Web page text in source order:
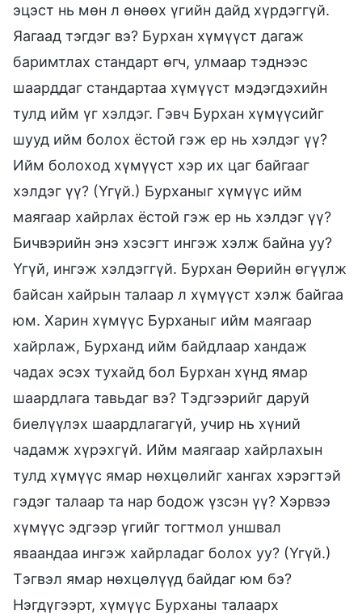
эцэст нь мөн л өнөөх үгийн дайд хүрдэггүй.
Яагаад тэгдэг вэ? Бурхан хүмүүст дагаж
баримтлах стандарт өгч, улмаар тэднээс
шаарддаг стандартаа хүмүүст мэдэгдэхийн
тулд ийм үг хэлдэг. Гэвч Бурхан хүмүүсийг
шууд ийм болох ёстой гэж ер нь хэлдэг үү?
Ийм болоход хүмүүст хэр их цаг байгааг
хэлдэг үү? (Үгүй.) Бурханыг хүмүүс ийм
маягаар хайрлах ёстой гэж ер нь хэлдэг үү?
Бичвэрийн энэ хэсэгт ингэж хэлж байна уу?
Үгүй, ингэж хэлдэггүй. Бурхан Өөрийн өгүүлж
байсан хайрын талаар л хүмүүст хэлж байгаа
юм. Харин хүмүүс Бурханыг ийм маягаар
хайрлаж, Бурханд ийм байдлаар хандаж
чадах эсэх тухайд бол Бурхан хүнд ямар
шаардлага тавьдаг вэ? Тэдгээрийг даруй
биелүүлэх шаардлагагүй, учир нь хүний
чадамж хүрэхгүй. Ийм маягаар хайрлахын
тулд хүмүүс ямар нөхцөлийг хангах хэрэгтэй
гэдэг талаар та нар бодож үзсэн үү? Хэрвээ
хүмүүс эдгээр үгийг тогтмол уншвал
яваандаа ингэж хайрладаг болох уу? (Үгүй.)
Тэгвэл ямар нөхцөлүүд байдаг юм бэ?
Нэгдүгээрт, хүмүүс Бурханы талаарх